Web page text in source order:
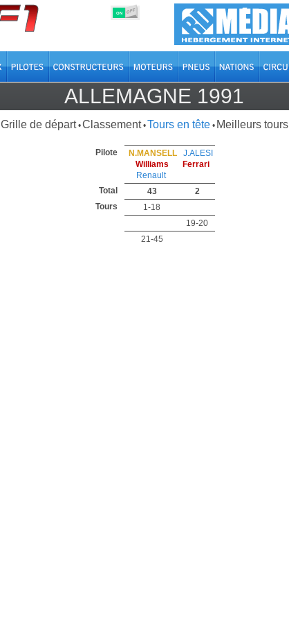
ON OFF
ALLEMAGNE 1991
Grille de départ •Classement •Tours en tête • Meilleurs tours
Pilote
N.MANSELL
Williams
Renault
J.ALESI
Ferrari
Total 43
2
Tours
1-18
19-20
21-45